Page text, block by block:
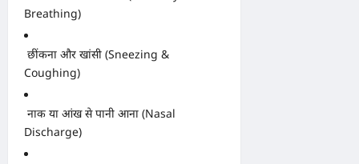
Breathing)
छींकना और खांसी (Sneezing &
Coughing)
नाक या आंख से पानी आना (Nasal
Discharge)